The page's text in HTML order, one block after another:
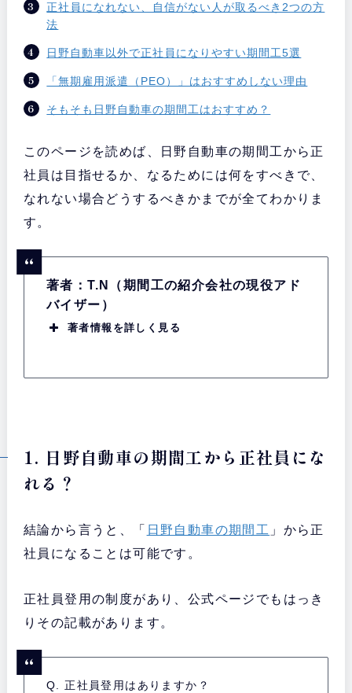
正社員になれない、自信がない人が取るべき2つの方
法
日野自動車以外で正社員になりやすい期間工5選
「無期雇用派遣（PEO）」はおすすめしない理由
そもそも日野自動車の期間工はおすすめ？
このページを読めば、日野自動車の期間工から正
社員は目指せるか、なるためには何をすべきで、
なれない場合どうするべきかまでが全てわかりま
す。
著者：T.N（期間工の紹介会社の現役アド
バイザー）
著者情報を詳しく見る
1. 日野自動車の期間工から正社員にな
れる？
結論から言うと、「 日野自動車の期間工 」から正
社員になることは可能です。
正社員登用の制度があり、公式ページでもはっき
りその記載があります。
Q. 正社員登用はありますか？